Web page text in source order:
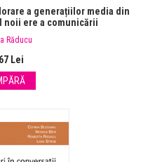
a generațiilor media din
noii ere a comunicării
Răducu
Lei